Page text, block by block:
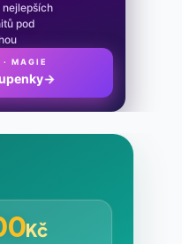
pod
MAGIE
→
Kč